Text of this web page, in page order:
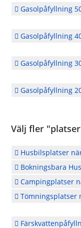
Gasolpåfyllning
Gasolpåfyllning
Gasolpåfyllning
Gasolpåfyllning
Välj fler
Husbilsplatser
Bokningsbara
Campingplatser
Tömningsplatser